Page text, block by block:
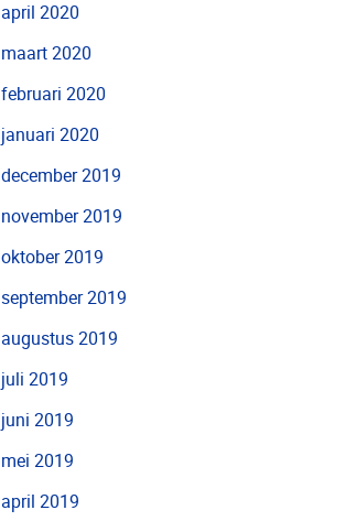
april 2020
maart 2020
februari 2020
januari 2020
december 2019
november 2019
oktober 2019
september 2019
augustus 2019
juli 2019
juni 2019
mei 2019
april 2019